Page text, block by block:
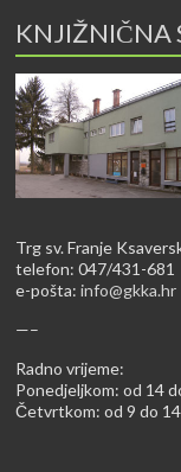
KNJIŽNIČNA
Trg sv. Franje
telefon: 047/431-681
e-pošta:info@gkka.hr
—–
Radno vrijeme:
Ponedjeljkom: od 14
Četvrtkom: od 9 do